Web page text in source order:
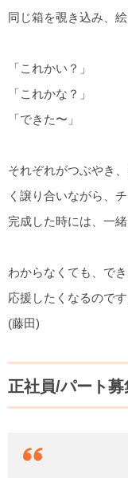
同じ箱を覗き込み、
「これかい？」
「これかな？」
「できた〜」
それぞれがつぶやき
く譲り合いながら、
完成した時には、一
わからなくても、で
応援したくなるのです
(藤田)
正社員/パート募